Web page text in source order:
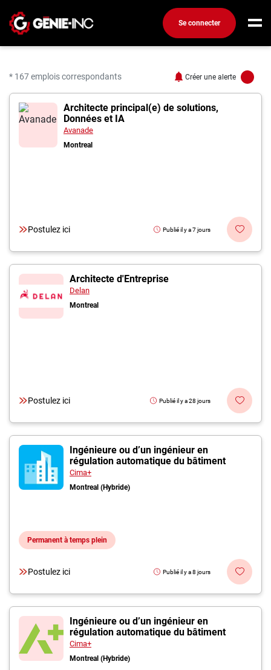
Se connecter
Créez un compte
Emplois
Recherchez un emploi
Compagnies
Inscrivez-vous à l'infolettre
Employeurs
* 167 emplois correspondants Créer une alerte
167 offres pour
Architecte principal(e) de solutions,
Données et IA
Avanade
Montreal
Postulez ici Publié il y a 7 jours
Architecte d'Entreprise
Delan
Montreal
Postulez ici Publié il y a 28 jours
Ingénieure ou d’un ingénieur en
régulation automatique du bâtiment
Cima+
Montreal (Hybride)
Permanent à temps plein
Postulez ici Publié il y a 8 jours
Ingénieure ou d’un ingénieur en
régulation automatique du bâtiment
Cima+
Montreal (Hybride)